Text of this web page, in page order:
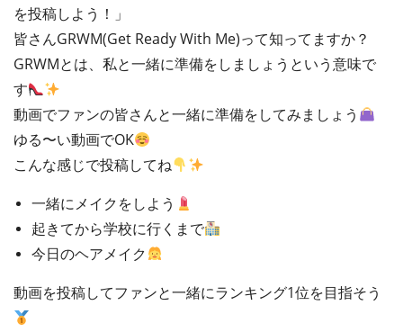
を投稿しよう！」
皆さんGRWM(Get Ready With Me)って知ってますか？
GRWMとは、私と一緒に準備をしましょうという意味で
す
動画でファンの皆さんと一緒に準備をしてみましょう
ゆる〜い動画でOK
こんな感じで投稿してね
一緒にメイクをしよう
起きてから学校に行くまで
今日のヘアメイク
動画を投稿してファンと一緒にランキング1位を目指そう